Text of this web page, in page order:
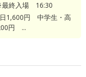
終入場 16:30
1,600円 中学生・高
円 ...